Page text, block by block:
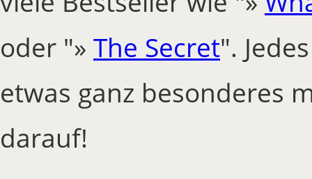
oder "» The Secret".
etwas ganz besonderes
darauf!